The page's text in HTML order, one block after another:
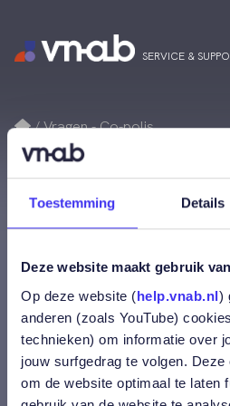
Toestemming Details
Deze website maakt gebruik
Op deze website (help.vnab.nl)
anderen (zoals YouTube)
technieken) om informatie over
jouw surfgedrag te volgen.
om de website optimaal te laten
SERVICE &
Home
Vragen - Co-polis
Om tegelijk met een een
sturen, heeft een verzekeraar
nodig. Hoe werkt dit?
Om tegelijk
opzegging
mee te
een